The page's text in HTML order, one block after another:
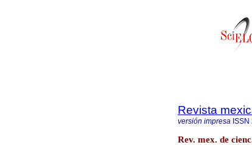
Revista
versión impresa ISSN
Rev. mex. de